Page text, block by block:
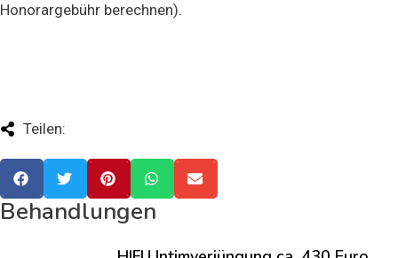
Honorargebühr berechnen).
Teilen:
Behandlungen